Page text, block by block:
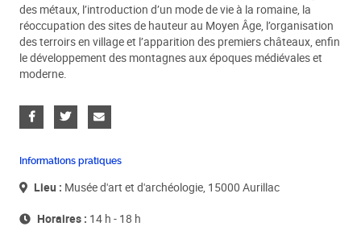
des métaux, l’introduction d’un mode de vie à la romaine, la
réoccupation des sites de hauteur au Moyen Âge, l’organisation
des terroirs en village et l’apparition des premiers châteaux, enfin
le développement des montagnes aux époques médiévales et
moderne.
Informations pratiques
Lieu : Musée d'art et d'archéologie, 15000 Aurillac
Horaires : 14 h - 18 h